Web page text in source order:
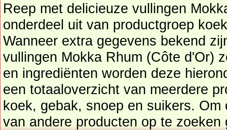
Reep met delicieuze vullingen
onderdeel uit van productgroep
Wanneer extra gegevens bekend zijn van Reep met delicieuze
vullingen Mokka Rhum (Côte d'Or)
en ingrediënten worden deze hieronder getoond. Kijk hier voor
een
koek, gebak, snoep en suikers. Om